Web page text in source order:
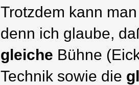
Trotzdem kann
denn ich glaube,
gleiche Bühne
Technik sowie die